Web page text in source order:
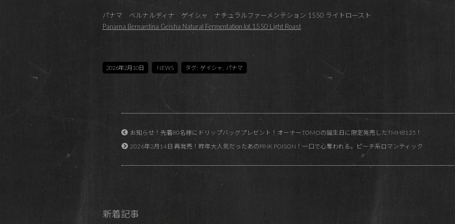
パナマ ベルナルディナ ゲイシャ ナチュラルファーメンテション 1550 ライトロースト
Panama Bernardina Geisha Natural Fermentation lot.1550 Light Roast
2026年2月10日 NEWS タグ: ゲイシャ パナマ
お知らせ！先着80名様にドリップバッグプレゼント！オーナーTOMOの誕生日に限定発売したTMHB125！
2026年2月14日 再発売！昨年大人気だったあのPINK POISON！一口で心奪われる。ピーチ系ロマンティック
新着記事